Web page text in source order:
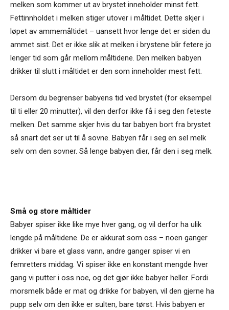
melken som kommer ut av brystet inneholder minst fett.
Fettinnholdet i melken stiger utover i måltidet. Dette skjer i
løpet av ammemåltidet – uansett hvor lenge det er siden du
ammet sist. Det er ikke slik at melken i brystene blir fetere jo
lenger tid som går mellom måltidene. Den melken babyen
drikker til slutt i måltidet er den som inneholder mest fett.
Dersom du begrenser babyens tid ved brystet (for eksempel
til ti eller 20 minutter), vil den derfor ikke få i seg den feteste
melken. Det samme skjer hvis du tar babyen bort fra brystet
så snart det ser ut til å sovne. Babyen får i seg en sel melk
selv om den sovner. Så lenge babyen dier, får den i seg melk.
Små og store måltider
Babyer spiser ikke like mye hver gang, og vil derfor ha ulik
lengde på måltidene. De er akkurat som oss – noen ganger
drikker vi bare et glass vann, andre ganger spiser vi en
femretters middag. Vi spiser ikke en konstant mengde hver
gang vi putter i oss noe, og det gjør ikke babyer heller. Fordi
morsmelk både er mat og drikke for babyen, vil den gjerne ha
pupp selv om den ikke er sulten, bare tørst. Hvis babyen er